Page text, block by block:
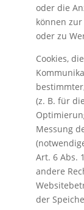
oder die
können
oder zu
Cookies,
(z. B. für
Messung
Art. 6 Abs.
andere
der